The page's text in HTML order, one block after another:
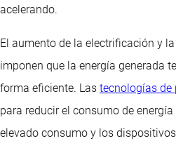
acelerando.
El aumento de la electrificación y
imponen que la energía generada
forma eficiente. Las tecnologías de
para reducir el consumo de
elevado consumo y los